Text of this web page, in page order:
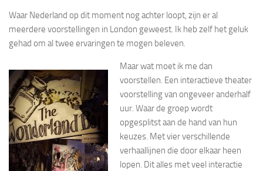
Waar Nederland op dit moment nog achter loopt, zijn er al
meerdere voorstellingen in London geweest. Ik heb zelf het geluk
gehad om al twee ervaringen te mogen beleven.
Maar wat moet ik me dan
voorstellen. Een interactieve theater
voorstelling van ongeveer anderhalf
uur. Waar de groep wordt
opgesplitst aan de hand van hun
keuzes. Met vier verschillende
verhaallijnen die door elkaar heen
lopen. Dit alles met veel interactie